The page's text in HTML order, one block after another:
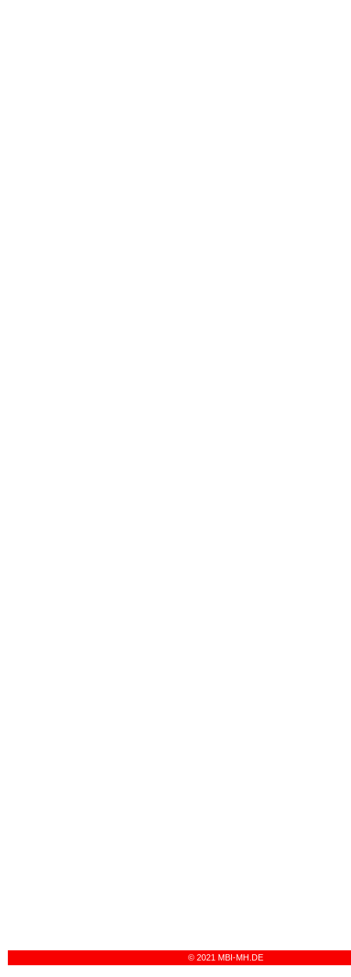
© 2021 MBI-MH.DE